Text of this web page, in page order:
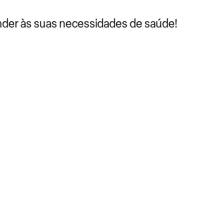
às suas necessidades de saúde!